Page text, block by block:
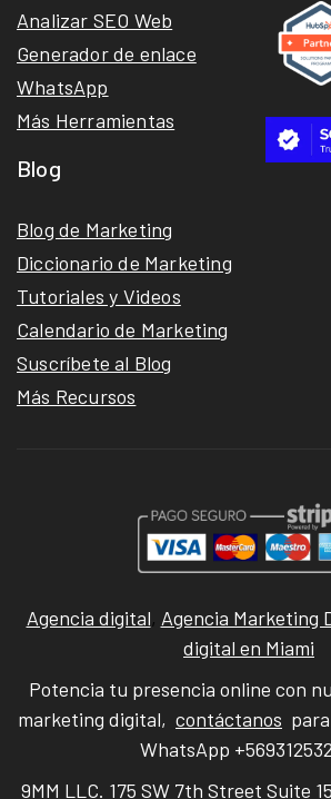
Analizar SEO Web
Generador de enlace
WhatsApp
Más Herramientas
Blog
Blog de Marketing
Diccionario de Marketing
Tutoriales y Videos
Calendario de Marketing
Suscríbete al Blog
Más Recursos
Agencia digital, Agencia Marketing
digital en Miami
Potencia tu presencia online con
marketing digital, contáctanos
WhatsApp
9MM LLC. 175 SW 7th Street Suite